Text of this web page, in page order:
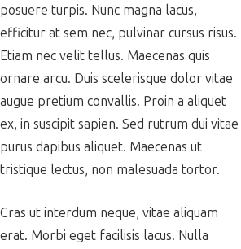
posuere turpis. Nunc magna lacus,
efficitur at sem nec, pulvinar cursus risus.
Etiam nec velit tellus. Maecenas quis
ornare arcu. Duis scelerisque dolor vitae
augue pretium convallis. Proin a aliquet
ex, in suscipit sapien. Sed rutrum dui vitae
purus dapibus aliquet. Maecenas ut
tristique lectus, non malesuada tortor.
Cras ut interdum neque, vitae aliquam
erat. Morbi eget facilisis lacus. Nulla